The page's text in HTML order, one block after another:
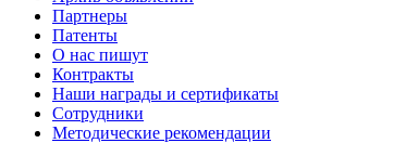
Партнеры
Патенты
О нас пишут
Контракты
Наши награды и сертификаты
Сотрудники
Методические рекомендации